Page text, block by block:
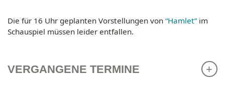
Die für 16 Uhr geplanten Vorstellungen von “Hamlet”im
Schauspiel müssen leider entfallen.
VERGANGENE TERMINE